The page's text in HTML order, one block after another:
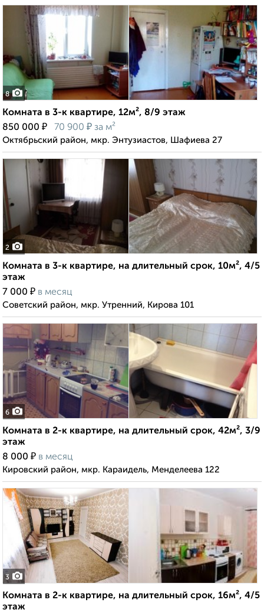
8
Комната в 3-к квартире, 12м², 8/9 этаж
850 000 ₽ 70 900 ₽ за м²
Октябрьский район, мкр. Энтузиастов, Шафиева 27
2
Комната в 3-к квартире, на длительный срок, 10м², 4/5
этаж
7 000 ₽ в месяц
Советский район, мкр. Утренний, Кирова 101
6
Комната в 2-к квартире, на длительный срок, 42м², 3/9
этаж
8 000 ₽ в месяц
Кировский район, мкр. Караидель, Менделеева 122
3
Комната в 2-к квартире, на длительный срок, 16м², 4/5
этаж